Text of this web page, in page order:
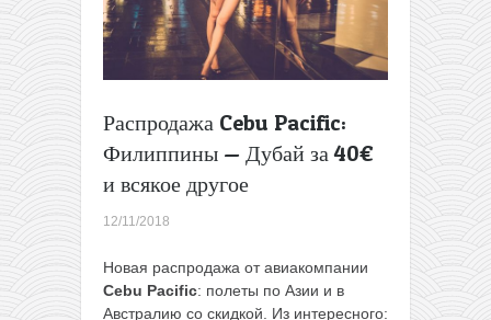
Распродажа Cebu Pacific:
Филиппины — Дубай за 40€
и всякое другое
12/11/2018
Новая распродажа от авиакомпании
Cebu Pacific: полеты по Азии и в
Австралию со скидкой. Из интересного: